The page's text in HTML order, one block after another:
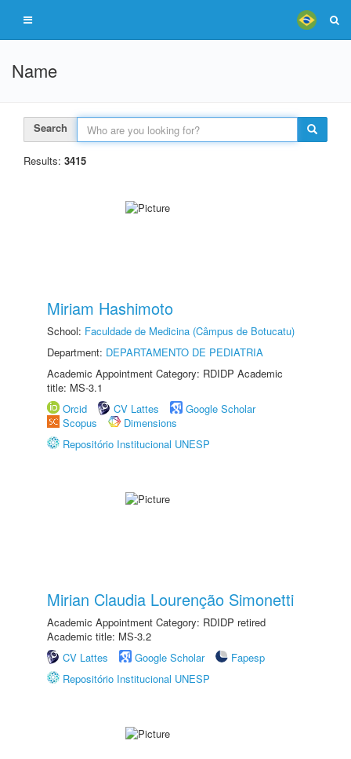
Name
Search
Results: 3415
Miriam Hashimoto
School: Faculdade de Medicina (Câmpus de Botucatu)
Department: DEPARTAMENTO DE PEDIATRIA
Academic Appointment Category: RDIDP Academic
title: MS-3.1
Orcid
CV Lattes
Google Scholar
Scopus
Dimensions
Repositório Institucional UNESP
Mirian Claudia Lourenção Simonetti
Academic Appointment Category: RDIDP retired
Academic title: MS-3.2
CV Lattes
Google Scholar
Fapesp
Repositório Institucional UNESP